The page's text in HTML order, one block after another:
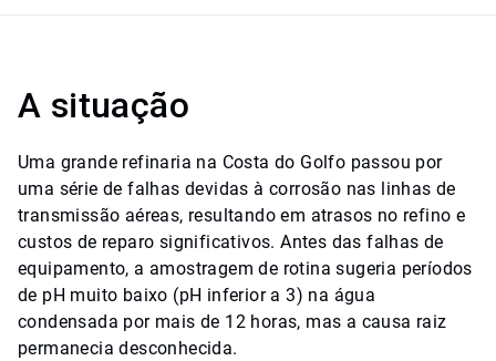
A situação
Uma grande refinaria na Costa do Golfo passou por
uma série de falhas devidas à corrosão nas linhas de
transmissão aéreas, resultando em atrasos no refino e
custos de reparo significativos. Antes das falhas de
equipamento, a amostragem de rotina sugeria períodos
de pH muito baixo (pH inferior a 3) na água
condensada por mais de 12 horas, mas a causa raiz
permanecia desconhecida.